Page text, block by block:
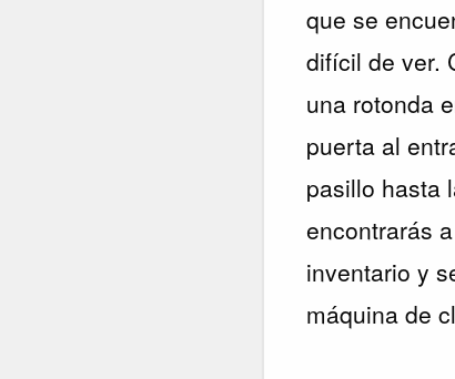
que se
difícil de ver.
una rotonda
puerta al
pasillo hasta
encontrarás
inventario y
máquina de